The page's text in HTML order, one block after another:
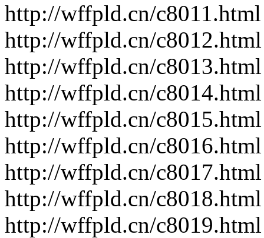
http://wffpld.cn/c8011.html
http://wffpld.cn/c8012.html
http://wffpld.cn/c8013.html
http://wffpld.cn/c8014.html
http://wffpld.cn/c8015.html
http://wffpld.cn/c8016.html
http://wffpld.cn/c8017.html
http://wffpld.cn/c8018.html
http://wffpld.cn/c8019.html